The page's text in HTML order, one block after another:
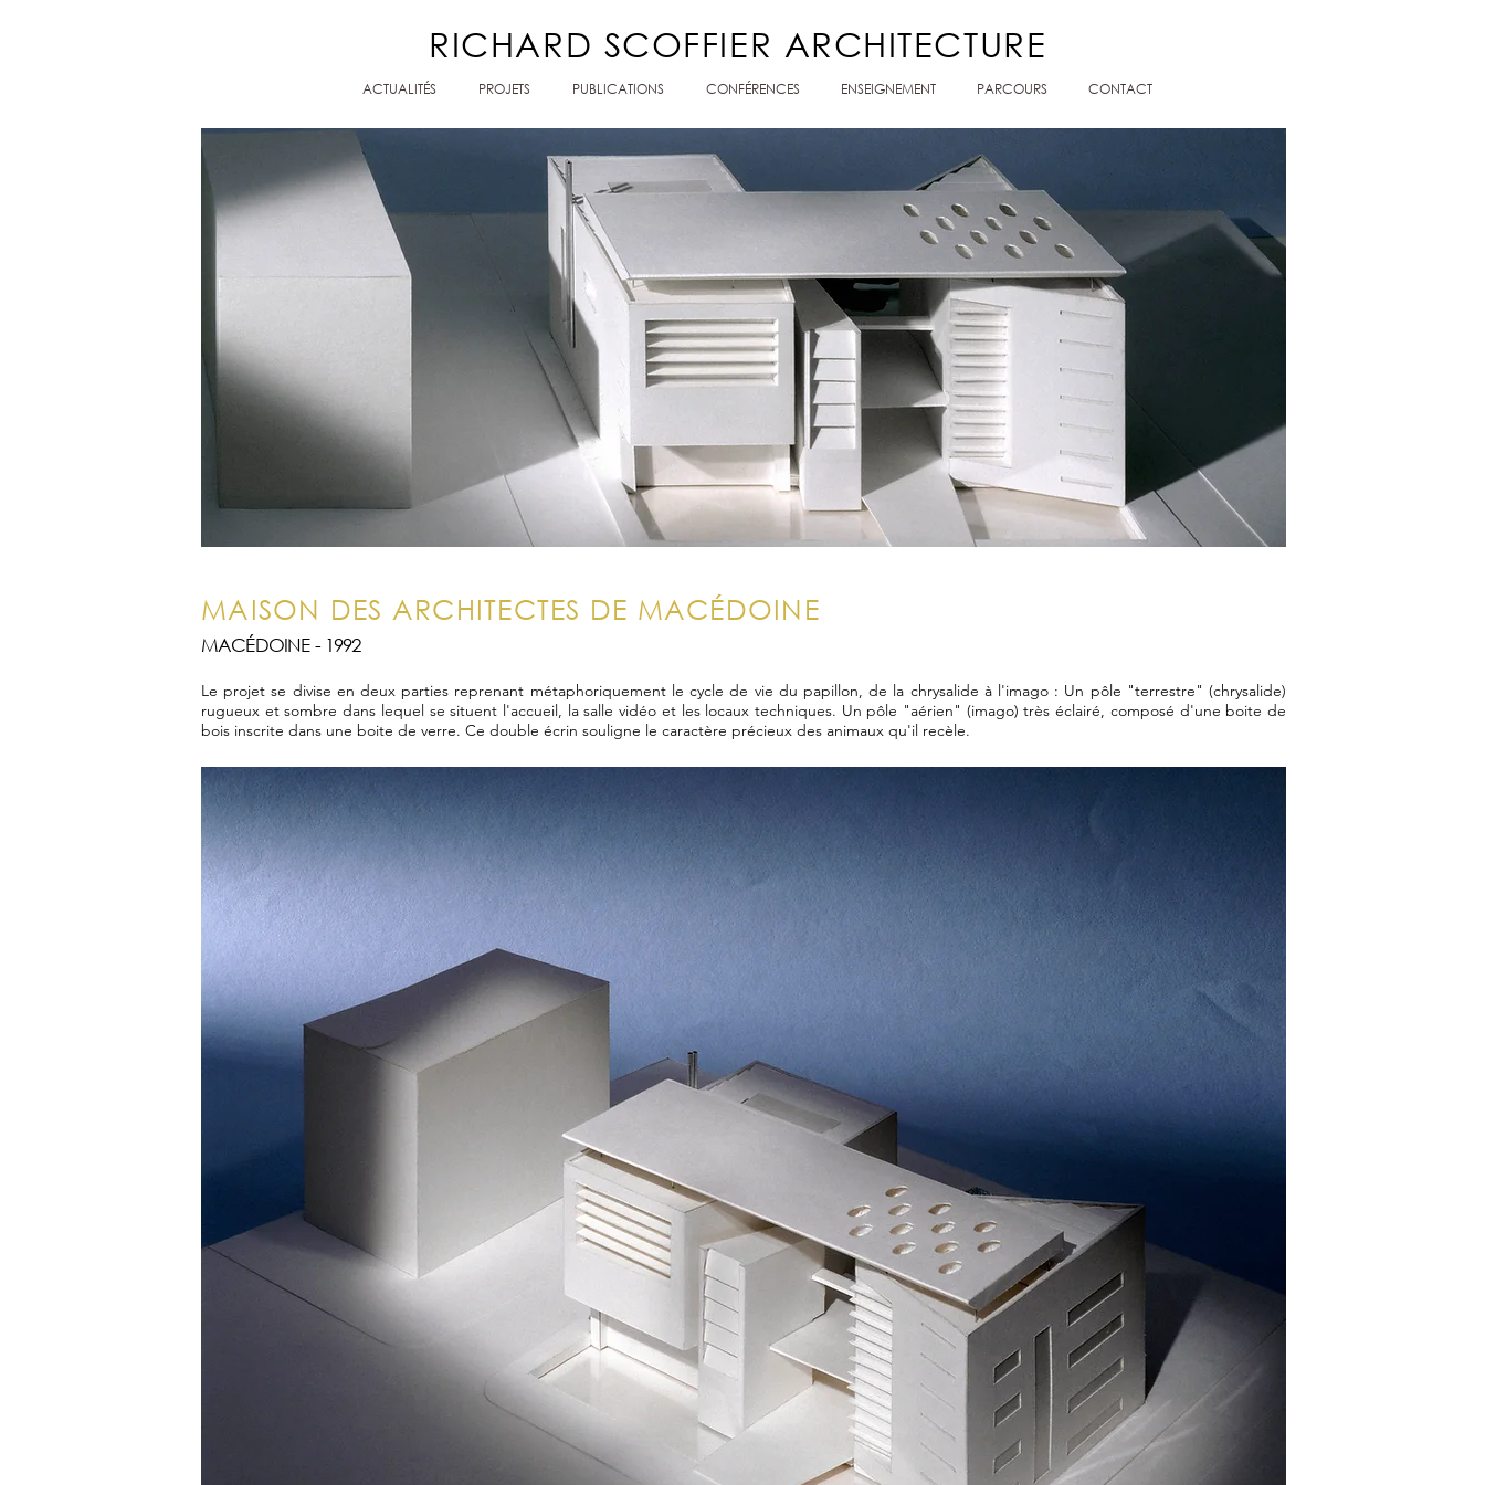
RICHARD SCOFFIER ARCHITECTURE
ACTUALITÉS PROJETS PUBLICATIONS CONFÉRENCES ENSEIGNEMENT PARCOURS CONTACT
MAISON DES ARCHITECTES DE MACÉDOINE
MACÉDOINE - 1992
Le projet se divise en deux parties reprenant métaphoriquement le cycle de vie du papillon, de la chrysalide à l'imago : Un pôle "terrestre" (chrysalide)
rugueux et sombre dans lequel se situent l'accueil, la salle vidéo et les locaux techniques. Un pôle "aérien" (imago) très éclairé, composé d'une boite de
bois inscrite dans une boite de verre. Ce double écrin souligne le caractère précieux des animaux qu'il recèle.